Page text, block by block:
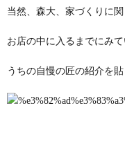
当然、森大、家づくりに
お店の中に入るまでにみて
うちの自慢の匠の紹介を